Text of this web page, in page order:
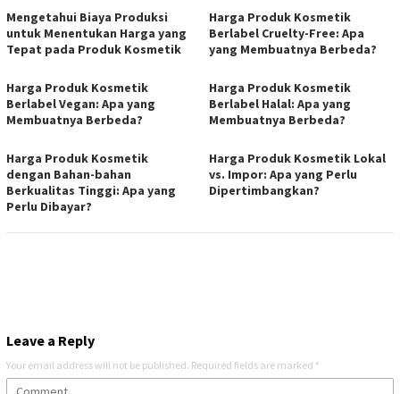
Mengetahui Biaya Produksi
untuk Menentukan Harga yang
Tepat pada Produk Kosmetik
Harga Produk Kosmetik
Berlabel Cruelty-Free: Apa
yang Membuatnya Berbeda?
Harga Produk Kosmetik
Berlabel Vegan: Apa yang
Membuatnya Berbeda?
Harga Produk Kosmetik
Berlabel Halal: Apa yang
Membuatnya Berbeda?
Harga Produk Kosmetik
dengan Bahan-bahan
Berkualitas Tinggi: Apa yang
Perlu Dibayar?
Harga Produk Kosmetik Lokal
vs. Impor: Apa yang Perlu
Dipertimbangkan?
Leave a Reply
Your email address will not be published. Required fields are marked *